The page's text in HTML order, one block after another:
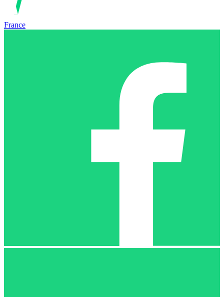
France